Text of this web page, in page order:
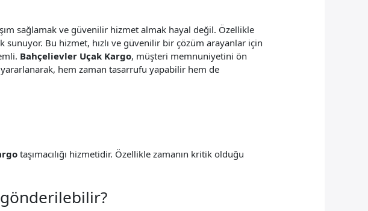
sağlamak ve güvenilir hizmet almak hayal değil. Özellikle
Bu hizmet, hızlı ve güvenilir bir çözüm arayanlar için
Bahçelievler Uçak Kargo, müşteri memnuniyetini ön
hem zaman tasarrufu yapabilir hem de
taşımacılığı hizmetidir. Özellikle zamanın kritik olduğu